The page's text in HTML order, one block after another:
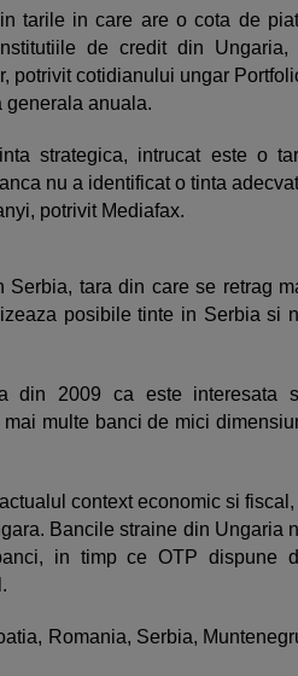
tarile in care are o cota de
de credit din Ungaria,
potrivit cotidianului ungar
generala anuala.
strategica, intrucat este o
nu a identificat o tinta
potrivit Mediafax.
tara din care se retrag
posibile tinte in Serbia si
din 2009 ca este interesata
multe banci de mici
context economic si fiscal,
Bancile straine din Ungaria
in timp ce OTP dispune
Romania, Serbia,